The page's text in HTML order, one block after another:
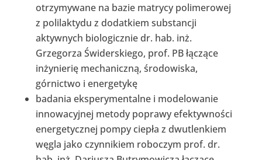
otrzymywane na bazie matrycy polimerowej
z polilaktydu z dodatkiem substancji
aktywnych biologicznie dr. hab. inż.
Grzegorza Świderskiego, prof. PB łączące
inżynierię mechaniczną, środowiska,
górnictwo i energetykę
badania eksperymentalne i modelowanie
innowacyjnej metody poprawy efektywności
energetycznej pompy ciepła z dwutlenkiem
węgla jako czynnikiem roboczym prof. dr.